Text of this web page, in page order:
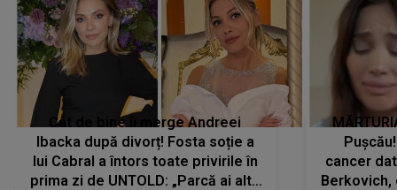
Cât de bine îi merge Andreei
Ibacka după divorț! Fosta soție a
lui Cabral a întors toate privirile în
prima zi de UNTOLD: „Parcă ai altă
cancer
Berkovich,